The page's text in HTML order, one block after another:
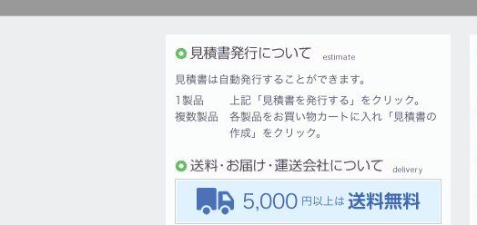
見積書は自動発行することができます。
1製品
上記「見積書を発行する」をクリック。
複数製品
各製品をお買い物カートに入れ「見積書の
作成」をクリック。
5,000